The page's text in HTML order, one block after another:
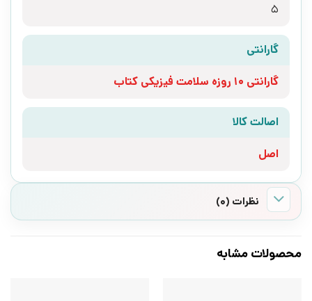
5
گارانتی
گارانتی 10 روزه سلامت فیزیکی کتاب
اصالت کالا
اصل
نظرات (0)
محصولات مشابه